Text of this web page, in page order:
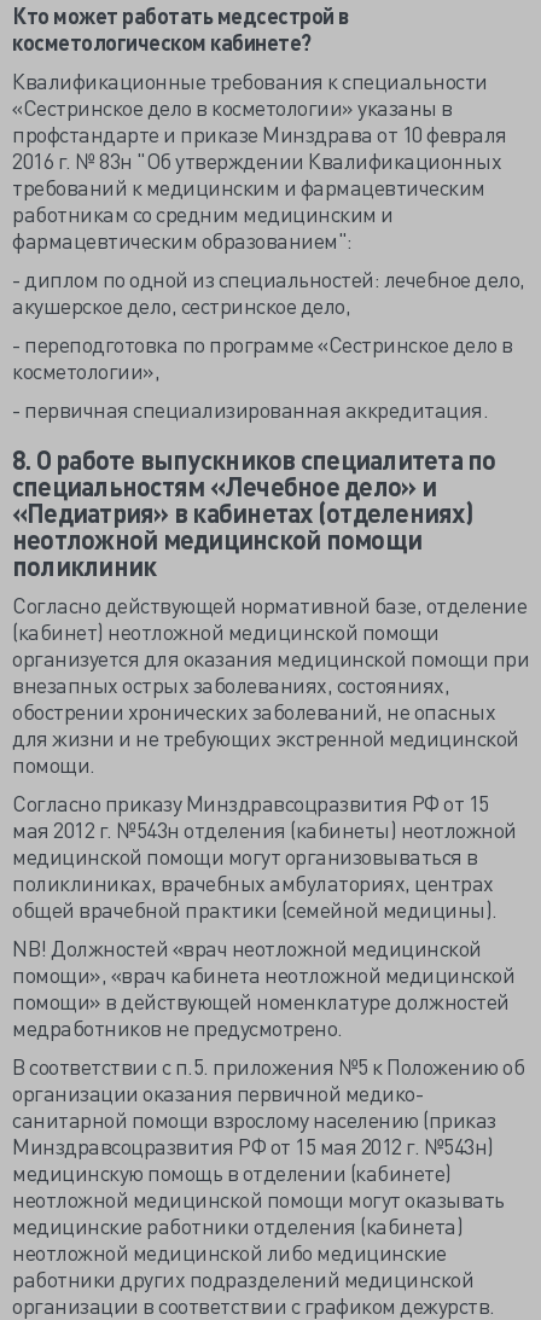
Кто может работать медсестрой в
косметологическом кабинете?
Квалификационные требования к специальности
«Сестринское дело в косметологии» указаны в
профстандарте и приказе Минздрава от 10 февраля
2016 г. № 83н "Об утверждении Квалификационных
требований к медицинским и фармацевтическим
работникам со средним медицинским и
фармацевтическим образованием":
- диплом по одной из специальностей: лечебное дело,
акушерское дело, сестринское дело,
- переподготовка по программе «Сестринское дело в
косметологии»,
- первичная специализированная аккредитация.
8. О работе выпускников специалитета по
специальностям «Лечебное дело» и
«Педиатрия» в кабинетах (отделениях)
неотложной медицинской помощи
поликлиник
Согласно действующей нормативной базе, отделение
(кабинет) неотложной медицинской помощи
организуется для оказания медицинской помощи при
внезапных острых заболеваниях, состояниях,
обострении хронических заболеваний, не опасных
для жизни и не требующих экстренной медицинской
помощи.
Согласно приказу Минздравсоцразвития РФ от 15
мая 2012 г. №543н отделения (кабинеты) неотложной
медицинской помощи могут организовываться в
поликлиниках, врачебных амбулаториях, центрах
общей врачебной практики (семейной медицины).
NB! Должностей «врач неотложной медицинской
помощи», «врач кабинета неотложной медицинской
помощи» в действующей номенклатуре должностей
медработников не предусмотрено.
В соответствии с п.5. приложения №5 к Положению об
организации оказания первичной медико-
санитарной помощи взрослому населению (приказ
Минздравсоцразвития РФ от 15 мая 2012 г. №543н)
медицинскую помощь в отделении (кабинете)
неотложной медицинской помощи могут оказывать
медицинские работники отделения (кабинета)
неотложной медицинской либо медицинские
работники других подразделений медицинской
организации в соответствии с графиком дежурств.